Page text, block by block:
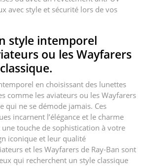
avec style et sécurité lors de vos
style intemporel
ou les Wayfarers
en choisissant des lunettes
comme les aviateurs ou les Wayfarers
qui ne se démode jamais. Ces
incarnent l’élégance et le charme
touche de sophistication à votre
iconique et leur qualité
et les Wayfarers de Ray-Ban sont
qui recherchent un style classique